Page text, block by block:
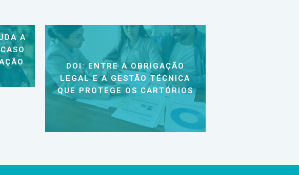
A
DOI: ENTRE A OBRIGAÇÃO
LEGAL E A GESTÃO TÉCNICA
QUE PROTEGE OS CARTÓRIOS